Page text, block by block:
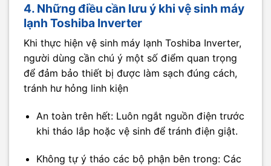
4. Những điều cần lưu ý khi vệ sinh máy
lạnh Toshiba Inverter
Khi thực hiện vệ sinh máy lạnh Toshiba Inverter,
người dùng cần chú ý một số điểm quan trọng
để đảm bảo thiết bị được làm sạch đúng cách,
tránh hư hỏng linh kiện
An toàn trên hết: Luôn ngắt nguồn điện trước
khi tháo lắp hoặc vệ sinh để tránh điện giật.
Không tự ý tháo các bộ phận bên trong: Các